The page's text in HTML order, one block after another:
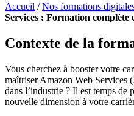
Accueil /Nos formations
Services : Formation
Contexte de la
Vous cherchez à booster votre
maîtriser Amazon Web Services
dans l’industrie ? Il est temps de
nouvelle dimension à votre